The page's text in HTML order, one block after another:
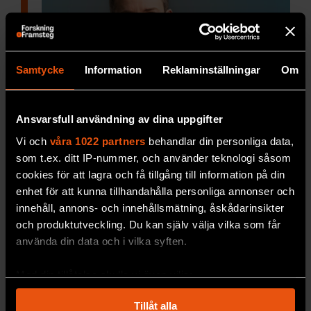
Samtycke Information Reklaminställningar Om
Ansvarsfull användning av dina uppgifter
Vi och våra 1022 partners behandlar din personliga data,
som t.ex. ditt IP-nummer, och använder teknologi såsom
cookies för att lagra och få tillgång till information på din
enhet för att kunna tillhandahålla personliga annonser och
innehåll, annons- och innehållsmätning, åskådarinsikter
och produktutveckling. Du kan själv välja vilka som får
använda din data och i vilka syften.
Med din tillåtelse skulle vi även vilja:
Tillåt alla
Värna din tid på jorden – och
andras
F&F:s chefredaktör omgränsen mellan osund
ungdomshets och en rimlig omsorg om den
tid vi har.
F&F